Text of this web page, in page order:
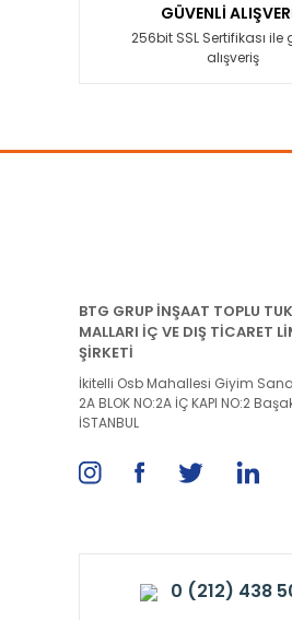
Ürün bilgilerinde hatalar
Ürün fiyatı diğer sitelerden
GÜVENLİ
256bit SSL Sertifikası ile
alışveriş
BTG GRUP İNŞAAT TOPLU
MALLARI İÇ VE DIŞ TİCARET
ŞİRKETİ
İkitelli Osb Mahallesi Giyim
2A BLOK NO:2A İÇ KAPI NO:2
İSTANBUL
0 (212) 438